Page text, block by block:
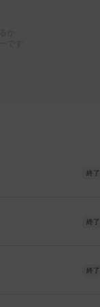
終了
終了
終了